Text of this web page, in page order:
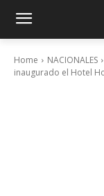
Home NACIONALES
inaugurado el Hotel